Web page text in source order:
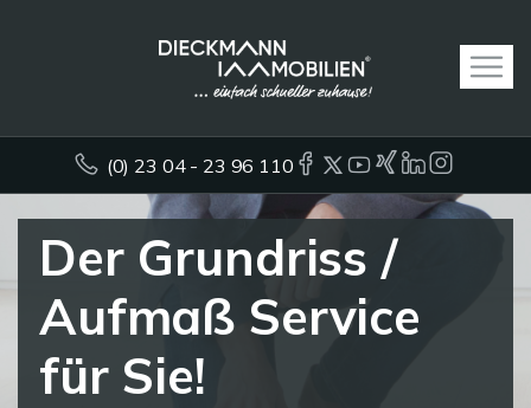
(0) 23 04 - 23 96 110
Der Grundriss /
Aufmaß Service
für Sie!